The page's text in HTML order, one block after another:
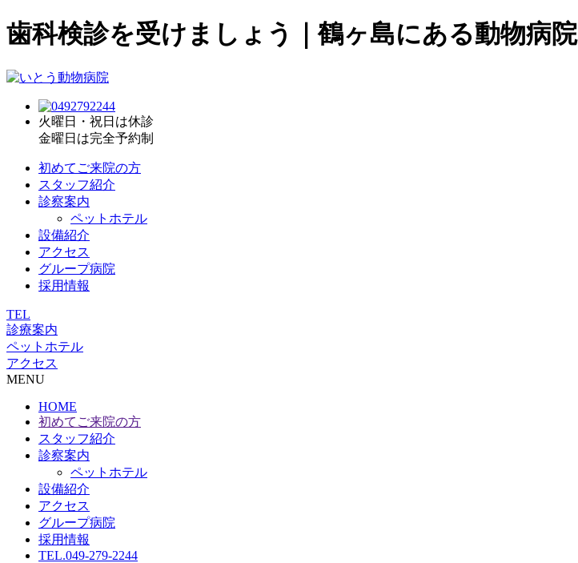
歯科検診を受けましょう｜鶴ヶ島にある動物病院
火曜日・祝日は休診
金曜日は完全予約制
初めてご来院の方
スタッフ紹介
診察案内
ペットホテル
設備紹介
アクセス
グループ病院
採用情報
TEL
診療案内
ペットホテル
アクセス
MENU
HOME
初めてご来院の方
スタッフ紹介
診察案内
ペットホテル
設備紹介
アクセス
グループ病院
採用情報
TEL.049-279-2244